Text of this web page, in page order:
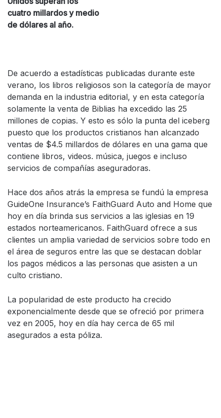
cuatro millardos y medio
de dólares al año.
De acuerdo a estadísticas publicadas durante este
verano, los libros religiosos son la categoría de mayor
demanda en la industria editorial, y en esta categoría
solamente la venta de Biblias ha excedido las 25
millones de copias. Y esto es sólo la punta del iceberg
puesto que los productos cristianos han alcanzado
ventas de $4.5 millardos de dólares en una gama que
contiene libros, videos. música, juegos e incluso
servicios de compañías aseguradoras.
Hace dos años atrás la empresa se fundú la empresa
GuideOne Insurance’s FaithGuard Auto and Home que
hoy en día brinda sus servicios a las iglesias en 19
estados norteamericanos. FaithGuard ofrece a sus
clientes un amplia variedad de servicios sobre todo en
el área de seguros entre las que se destacan doblar
los pagos médicos a las personas que asisten a un
culto cristiano.
La popularidad de este producto ha crecido
exponencialmente desde que se ofreció por primera
vez en 2005, hoy en día hay cerca de 65 mil
asegurados a esta póliza.